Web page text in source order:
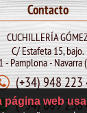
Contacto
CUCHILLERÍA
C/ Estafeta 15, bajo.
- Pamplona - Navarra
(+34) 948 223
(+34) 689 256
página web